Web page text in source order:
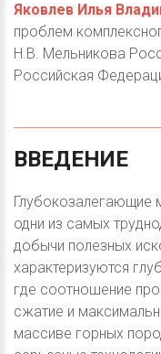
Яковлев Илья
проблем
Н.В. Мельникова
Российская
ВВЕДЕНИЕ
Глубокозалегающие
одни из самых
добычи полезных
характеризуются
где соотношение
сжатие и
массиве горных